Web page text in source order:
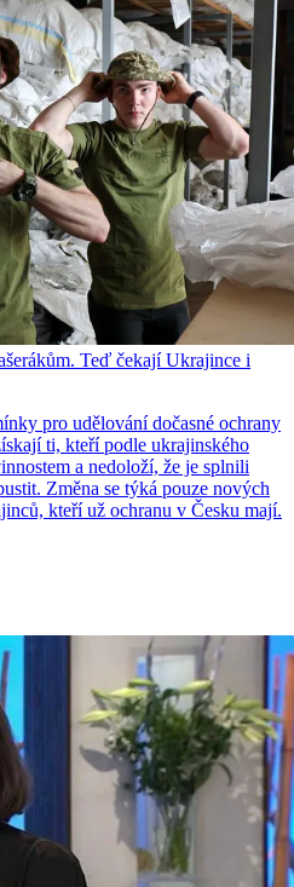
Teď čekají Ukrajince i
pro udělování dočasné ochrany
ti, kteří podle ukrajinského
a nedoloží, že je splnili
Změna se týká pouze nových
kteří už ochranu v Česku mají.